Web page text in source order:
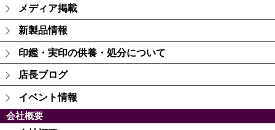
メディア掲載
新製品情報
印鑑・実印の供養・処分について
店長ブログ
イベント情報
会社概要